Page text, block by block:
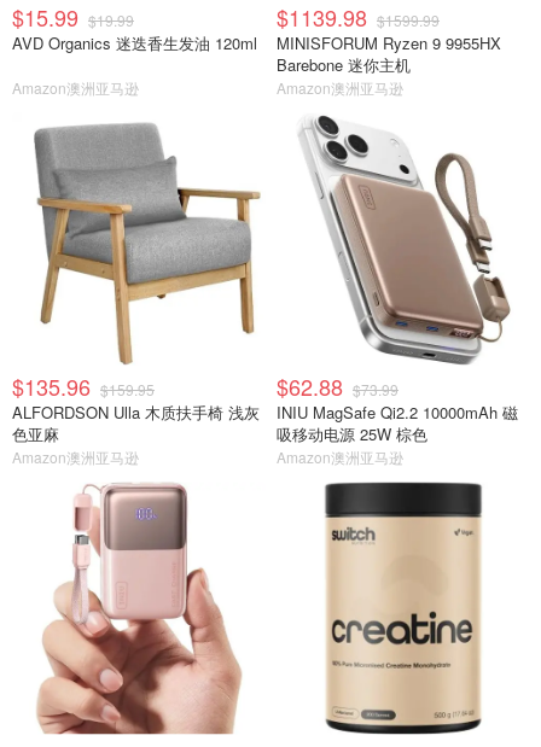
$15.99 $19.99
AVD Organics 迷迭香生发油 120ml
Amazon澳洲亚马逊
$1139.98 $1599.99
MINISFORUM Ryzen 9 9955HX
Barebone 迷你主机
Amazon澳洲亚马逊
$135.96 $159.95
ALFORDSON Ulla 木质扶手椅 浅灰
色亚麻
Amazon澳洲亚马逊
$62.88 $73.99
INIU MagSafe Qi2.2 10000mAh 磁
吸移动电源 25W 棕色
Amazon澳洲亚马逊